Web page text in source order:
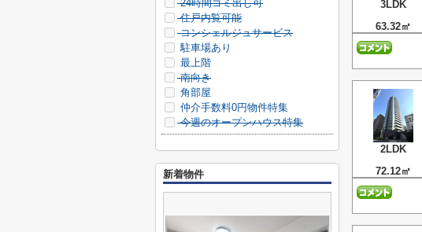
3LDK
63.32㎡
2LDK
72.12㎡
24時間ゴミ出し可
住戸内覧可能
コンシェルジュサービス
駐車場あり
最上階
南向き
角部屋
仲介手数料0円物件特集
今週のオープンハウス特集
新着物件